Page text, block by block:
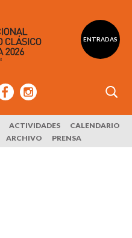
ENTRADAS
ACTIVIDADES
CALENDARIO
ARCHIVO PRENSA